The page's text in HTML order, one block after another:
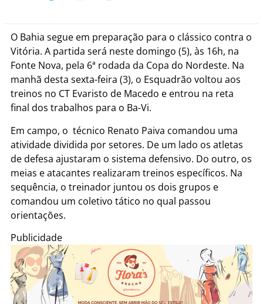
O Bahia segue em preparação para o clássico contra o
Vitória. A partida será neste domingo (5), às 16h, na
Fonte Nova, pela 6ª rodada da Copa do Nordeste. Na
manhã desta sexta-feira (3), o Esquadrão voltou aos
treinos no CT Evaristo de Macedo e entrou na reta
final dos trabalhos para o Ba-Vi.
Em campo, o técnico Renato Paiva comandou uma
atividade dividida por setores. De um lado os atletas
de defesa ajustaram o sistema defensivo. Do outro, os
meias e atacantes realizaram treinos específicos. Na
sequência, o treinador juntou os dois grupos e
comandou um coletivo tático no qual passou
orientações.
Publicidade